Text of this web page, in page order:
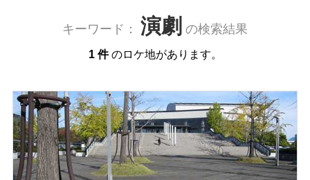
キーワード： 演劇 の検索結果
1 件のロケ地があります。